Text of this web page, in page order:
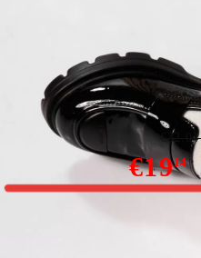
Всекидневни дамски
Miki
€1914